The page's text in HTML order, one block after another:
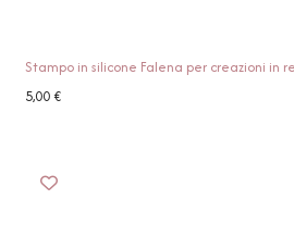
Stampo in silicone Falena per creazioni in
5,00€